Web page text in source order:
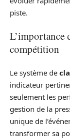
piste.
L’importance
compétition
Le système de
indicateur
seulement les
gestion de la
unique de
transformer sa